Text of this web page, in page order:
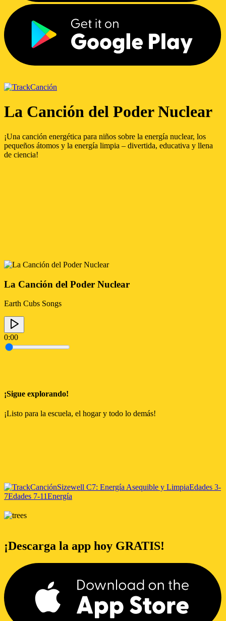
Canción
La Canción del Poder Nuclear
¡Una canción energética para niños sobre la energía nuclear, los
pequeños átomos y la energía limpia – divertida, educativa y llena
de ciencia!
La Canción del Poder Nuclear
Earth Cubs Songs
0:00
¡Sigue explorando!
¡Listo para la escuela, el hogar y todo lo demás!
CanciónSizewell C7: Energía Asequible y LimpiaEdades 3-
7Edades 7-11Energía
¡Descarga la app hoy GRATIS!